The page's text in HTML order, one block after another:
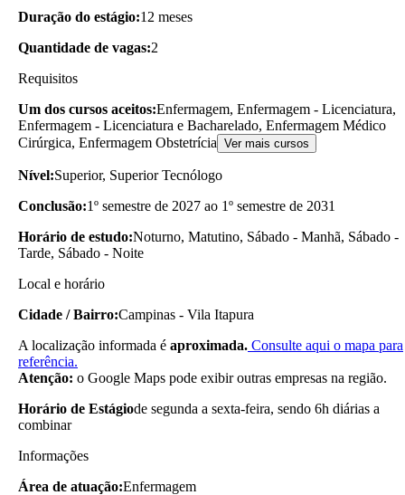
Duração do estágio:12 meses
Quantidade de vagas:2
Requisitos
Um dos cursos aceitos:Enfermagem, Enfermagem - Licenciatura,
Enfermagem - Licenciatura e Bacharelado, Enfermagem Médico
Cirúrgica, Enfermagem Obstetrícia Ver mais cursos
Nível:Superior, Superior Tecnólogo
Conclusão:1º semestre de 2027 ao 1º semestre de 2031
Horário de estudo:Noturno, Matutino, Sábado - Manhã, Sábado -
Tarde, Sábado - Noite
Local e horário
Cidade / Bairro:Campinas - Vila Itapura
A localização informada é aproximada. Consulte aqui o mapa para
referência.
Atenção: o Google Maps pode exibir outras empresas na região.
Horário de Estágiode segunda a sexta-feira, sendo 6h diárias a
combinar
Informações
Área de atuação:Enfermagem